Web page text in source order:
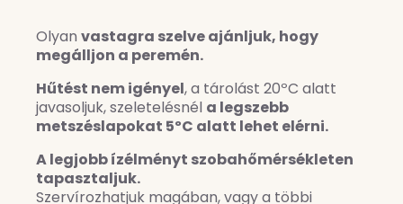
Olyan vastagra szelve ajánljuk, hogy
megálljon a peremén.
Hűtést nem igényel, a tárolást 20ºC alatt
javasoljuk, szeletelésnél a legszebb
metszéslapokat 5ºC alatt lehet elérni.
A legjobb ízélményt szobahőmérsékleten
tapasztaljuk.
Szervírozhatjuk magában, vagy a többi